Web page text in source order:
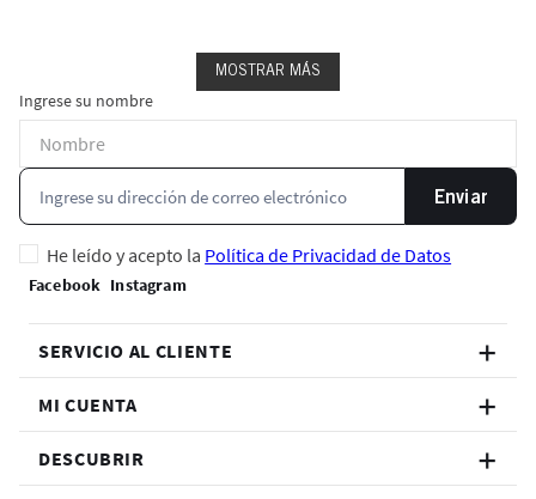
MOSTRAR MÁS
Ingrese su nombre
Enviar
He leído y acepto la Política de Privacidad de Datos
SERVICIO AL CLIENTE
MI CUENTA
DESCUBRIR